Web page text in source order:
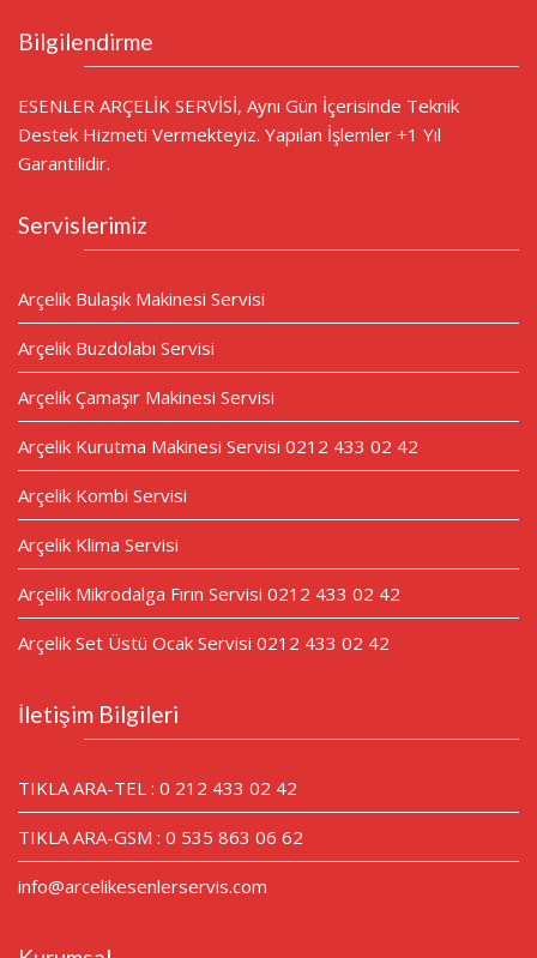
Bilgilendirme
ESENLER ARÇELİK SERVİSİ, Aynı Gün İçerisinde Teknik
Destek Hizmeti Vermekteyiz. Yapılan İşlemler +1 Yıl
Garantilidir.
Servislerimiz
Arçelik Bulaşık Makinesi Servisi
Arçelik Buzdolabı Servisi
Arçelik Çamaşır Makinesi Servisi
Arçelik Kurutma Makinesi Servisi 0212 433 02 42
Arçelik Kombi Servisi
Arçelik Klima Servisi
Arçelik Mikrodalga Fırın Servisi 0212 433 02 42
Arçelik Set Üstü Ocak Servisi 0212 433 02 42
İletişim Bilgileri
TIKLA ARA-TEL : 0 212 433 02 42
TIKLA ARA-GSM : 0 535 863 06 62
info@arcelikesenlerservis.com